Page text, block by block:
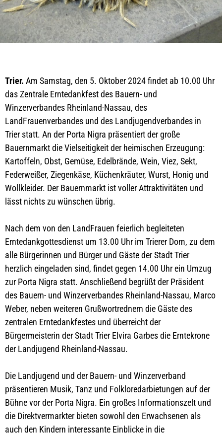
Trier. Am Samstag, den 5. Oktober 2024 findet ab 10.00 Uhr
das Zentrale Erntedankfest des Bauern- und
Winzerverbandes Rheinland-Nassau, des
LandFrauenverbandes und des Landjugendverbandes in
Trier statt. An der Porta Nigra präsentiert der große
Bauernmarkt die Vielseitigkeit der heimischen Erzeugung:
Kartoffeln, Obst, Gemüse, Edelbrände, Wein, Viez, Sekt,
Federweißer, Ziegenkäse, Küchenkräuter, Wurst, Honig und
Wollkleider. Der Bauernmarkt ist voller Attraktivitäten und
lässt nichts zu wünschen übrig.
Nach dem von den LandFrauen feierlich begleiteten
Erntedankgottesdienst um 13.00 Uhr im Trierer Dom, zu dem
alle Bürgerinnen und Bürger und Gäste der Stadt Trier
herzlich eingeladen sind, findet gegen 14.00 Uhr ein Umzug
zur Porta Nigra statt. Anschließend begrüßt der Präsident
des Bauern- und Winzerverbandes Rheinland-Nassau, Marco
Weber, neben weiteren Grußwortrednern die Gäste des
zentralen Erntedankfestes und überreicht der
Bürgermeisterin der Stadt Trier Elvira Garbes die Erntekrone
der Landjugend Rheinland-Nassau.
Die Landjugend und der Bauern- und Winzerverband
präsentieren Musik, Tanz und Folkloredarbietungen auf der
Bühne vor der Porta Nigra. Ein großes Informationszelt und
die Direktvermarkter bieten sowohl den Erwachsenen als
auch den Kindern interessante Einblicke in die